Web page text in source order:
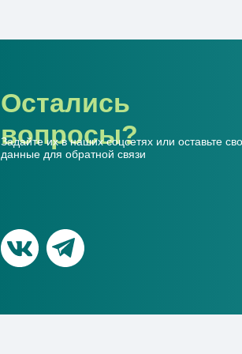
Остались
вопросы?
Задайте их в наших соцсетях или оставьте
данные для обратной связи